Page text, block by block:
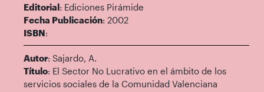
Editorial: Ediciones Pirámide
Fecha Publicación: 2002
ISBN:
Autor: Sajardo, A.
Título: El Sector No Lucrativo en el ámbito de los
servicios sociales de la Comunidad Valenciana